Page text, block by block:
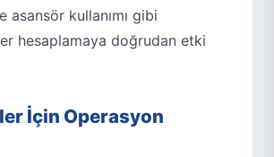
asansör kullanımı gibi
hesaplamaya doğrudan etki
İçin Operasyon